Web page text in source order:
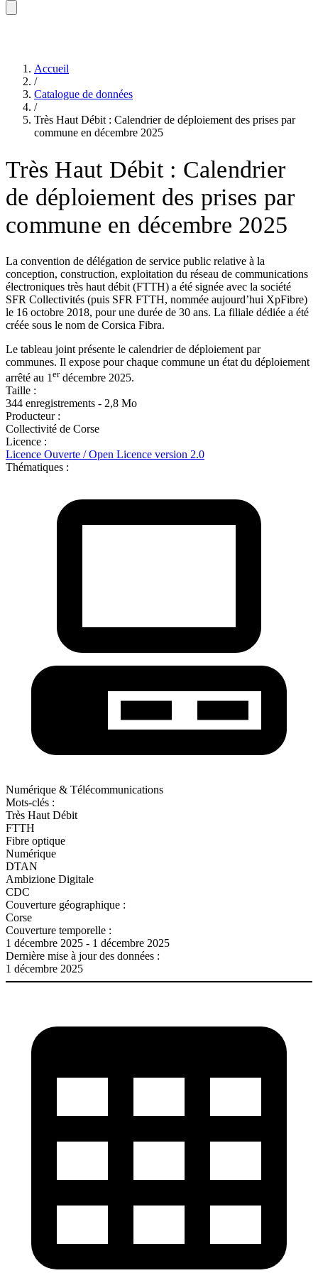
Accueil
/
Catalogue de données
/
Très Haut Débit : Calendrier de déploiement des prises par
commune en décembre 2025
Très Haut Débit : Calendrier
de déploiement des prises par
commune en décembre 2025
La convention de délégation de service public relative à la
conception, construction, exploitation du réseau de communications
électroniques très haut débit (FTTH) a été signée avec la société
SFR Collectivités (puis SFR FTTH, nommée aujourd’hui XpFibre)
le 16 octobre 2018, pour une durée de 30 ans. La filiale dédiée a été
créée sous le nom de Corsica Fibra.
Le tableau joint présente le calendrier de déploiement par
communes. Il expose pour chaque commune un état du déploiement
arrêté au 1 erdécembre 2025.
Taille :
344 enregistrements - 2,8 Mo
Producteur :
Collectivité de Corse
Licence :
Licence Ouverte / Open Licence version 2.0
Thématiques :
Numérique & Télécommunications
Mots-clés :
Très Haut Débit
FTTH
Fibre optique
Numérique
DTAN
Ambizione Digitale
CDC
Couverture géographique :
Corse
Couverture temporelle :
1 décembre 2025 - 1 décembre 2025
Dernière mise à jour des données :
1 décembre 2025